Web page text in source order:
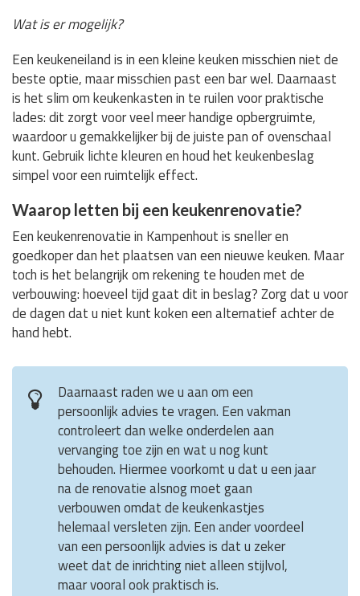
Wat is er mogelijk?
Een keukeneiland is in een kleine keuken misschien niet de
beste optie, maar misschien past een bar wel. Daarnaast
is het slim om keukenkasten in te ruilen voor praktische
lades: dit zorgt voor veel meer handige opbergruimte,
waardoor u gemakkelijker bij de juiste pan of ovenschaal
kunt. Gebruik lichte kleuren en houd het keukenbeslag
simpel voor een ruimtelijk effect.
Waarop letten bij een keukenrenovatie?
Een keukenrenovatie in Kampenhout is sneller en
goedkoper dan het plaatsen van een nieuwe keuken. Maar
toch is het belangrijk om rekening te houden met de
verbouwing: hoeveel tijd gaat dit in beslag? Zorg dat u voor
de dagen dat u niet kunt koken een alternatief achter de
hand hebt.
Daarnaast raden we u aan om een
persoonlijk advies te vragen. Een vakman
controleert dan welke onderdelen aan
vervanging toe zijn en wat u nog kunt
behouden. Hiermee voorkomt u dat u een jaar
na de renovatie alsnog moet gaan
verbouwen omdat de keukenkastjes
helemaal versleten zijn. Een ander voordeel
van een persoonlijk advies is dat u zeker
weet dat de inrichting niet alleen stijlvol,
maar vooral ook praktisch is.